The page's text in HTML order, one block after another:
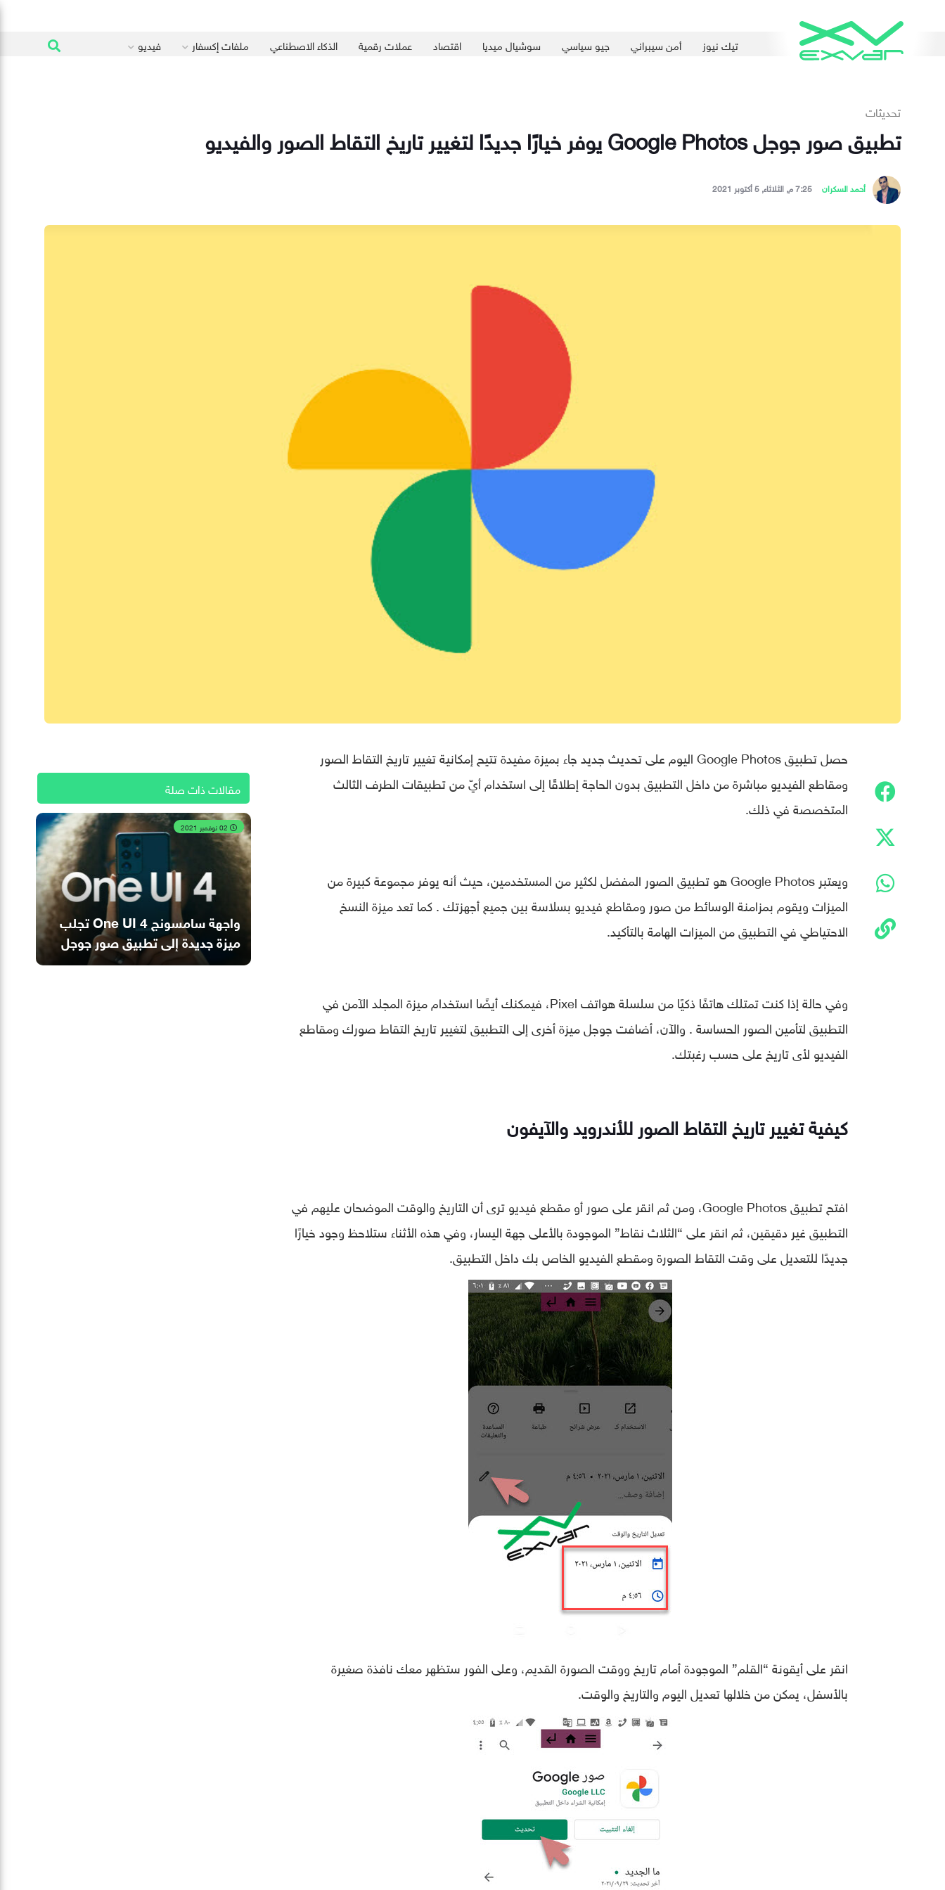
تيك نيوز أمن سيبراني جيو سياسي سوشيال ميديا اقتصاد عملات رقمية الذكاء الاصطناعي ملفات إكسفار فيديو
تحديثات
تطبيق صور جوجل Google Photos يوفر خيارًا جديدًا لتغيير تاريخ التقاط الصور والفيديو
أحمد السكران 7:25 م, الثلاثاء, 5 أكتوبر 2021
حصل تطبيق Google Photos اليوم على تحديث جديد جاء بميزة مفيدة تتيح إمكانية تغيير تاريخ التقاط الصور
ومقاطع الفيديو مباشرة من داخل التطبيق بدون الحاجة إطلاقًا إلى استخدام أيّ من تطبيقات الطرف الثالث
المتخصصة في ذلك.
ويعتبر Google Photos هو تطبيق الصور المفضل لكثير من المستخدمين، حيث أنه يوفر مجموعة كبيرة من
الميزات ويقوم بمزامنة الوسائط من صور ومقاطع فيديو بسلاسة بين جميع أجهزتك . كما تعد ميزة النسخ
الاحتياطي في التطبيق من الميزات الهامة بالتأكيد.
وفي حالة إذا كنت تمتلك هاتفًا ذكيًا من سلسلة هواتف Pixel، فيمكنك أيضًا استخدام ميزة المجلد الآمن في
التطبيق لتأمين الصور الحساسة . والآن، أضافت جوجل ميزة أخرى إلى التطبيق لتغيير تاريخ التقاط صورك ومقاطع
الفيديو لأى تاريخ على حسب رغبتك.
كيفية تغيير تاريخ التقاط الصور للأندرويد والآيفون
افتح تطبيق Google Photos، ومن ثم انقر على صور أو مقطع فيديو ترى أن التاريخ والوقت الموضحان عليهم في
التطبيق غير دقيقين، ثم انقر على “الثلاث نقاط” الموجودة بالأعلى جهة اليسار، وفي هذه الأثناء ستلاحظ وجود خيارًا
جديدًا للتعديل على وقت التقاط الصورة ومقطع الفيديو الخاص بك داخل التطبيق.
انقر على أيقونة “القلم” الموجودة أمام تاريخ ووقت الصورة القديم، وعلى الفور ستظهر معك نافذة صغيرة
بالأسفل، يمكن من خلالها تعديل اليوم والتاريخ والوقت.
مقالات ذات صلة
واجهة سامسونج One UI 4 تجلب
ميزة جديدة إلى تطبيق صور جوجل